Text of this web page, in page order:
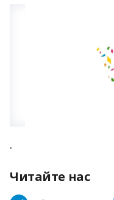
.
Читайте нас